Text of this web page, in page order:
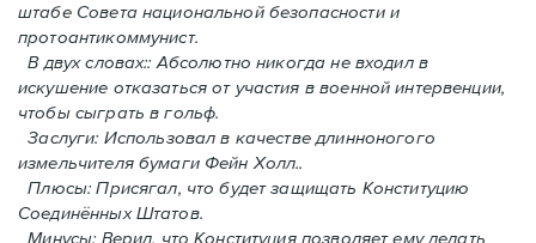
штабе Совета национальной безопасности и
протоантикоммунист.
В двух словах:: Абсолютно никогда не входил в
искушение отказаться от участия в военной интервенции,
чтобы сыграть в гольф.
Заслуги: Использовал в качестве длинноногого
измельчителя бумаги Фейн Холл..
Плюсы: Присягал, что будет защищать Конституцию
Соединённых Штатов.
Минусы: Верил, что Конституция позволяет ему делать